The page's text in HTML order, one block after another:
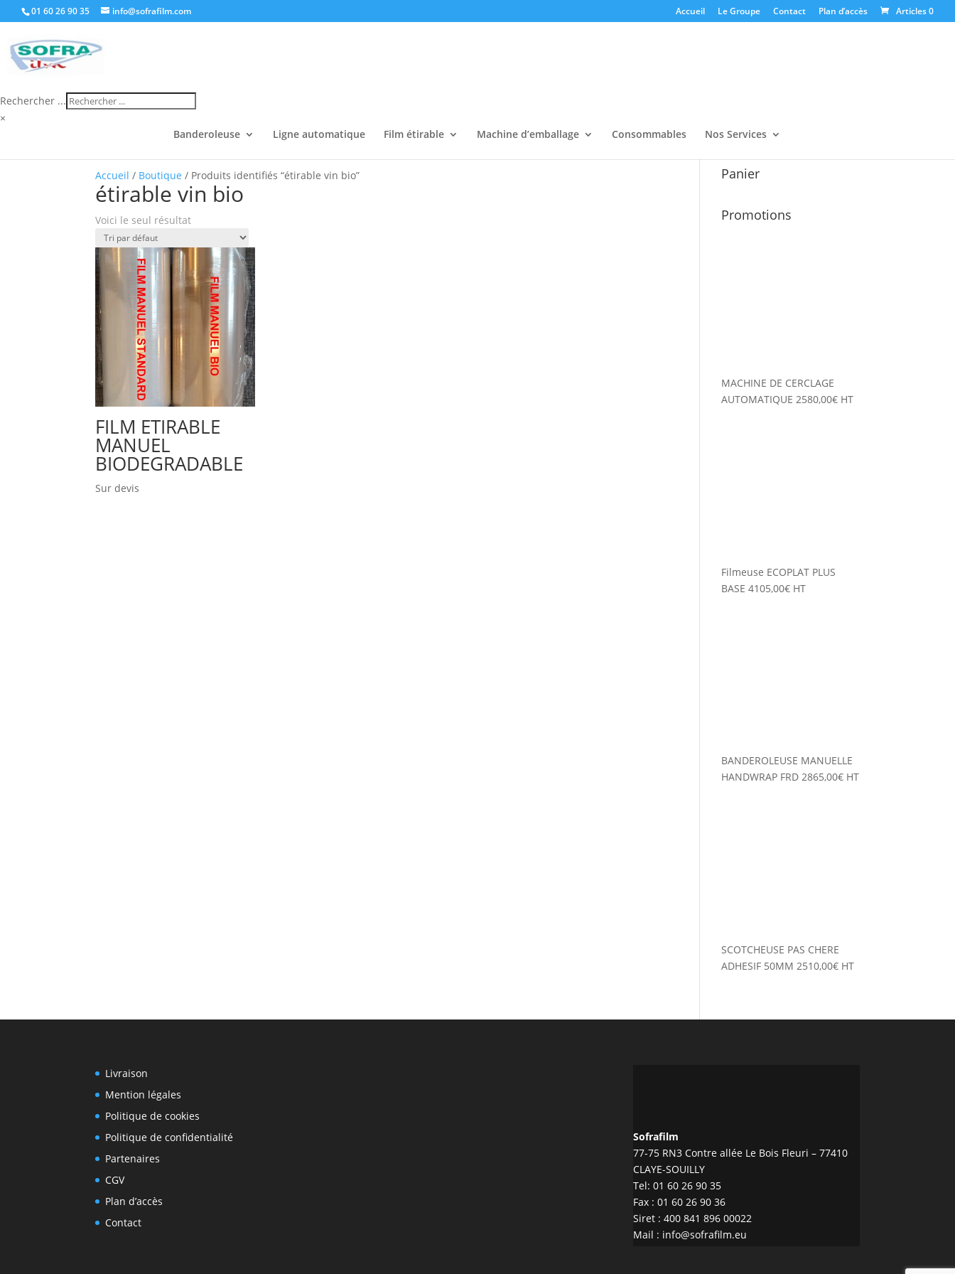
01 60 26 90 35 info@sofrafilm.com Accueil Le Groupe Contact Plan d’accès Articles 0
Rechercher ...
×
Banderoleuse
Ligne automatique Film étirable Machine d’emballage Consommables Nos Services
Accueil / Boutique / Produits identifiés “étirable vin bio”
étirable vin bio
Voici le seul résultat
FILM ETIRABLE
MANUEL
BIODEGRADABLE
Sur devis
Panier
Promotions
MACHINE DE CERCLAGE
AUTOMATIQUE 2580,00€ HT
Filmeuse ECOPLAT PLUS
BASE 4105,00€ HT
BANDEROLEUSE MANUELLE
HANDWRAP FRD 2865,00€ HT
SCOTCHEUSE PAS CHERE
ADHESIF 50MM 2510,00€ HT
Livraison
Mention légales
Politique de cookies
Politique de confidentialité
Partenaires
CGV
Plan d’accès
Contact
Sofrafilm
77-75 RN3 Contre allée Le Bois Fleuri – 77410
CLAYE-SOUILLY
Tel: 01 60 26 90 35
Fax : 01 60 26 90 36
Siret : 400 841 896 00022
Mail : info@sofrafilm.eu